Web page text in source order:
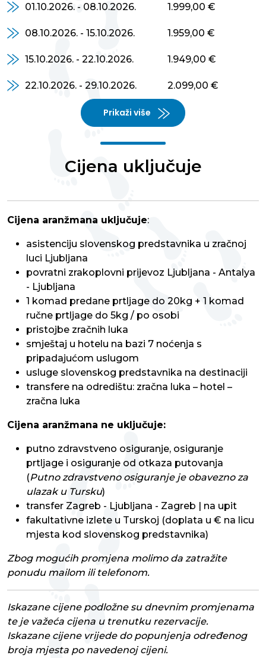
01.10.2026. - 08.10.2026. 1.999,00 €
08.10.2026. - 15.10.2026. 1.959,00 €
15.10.2026. - 22.10.2026. 1.949,00 €
22.10.2026. - 29.10.2026. 2.099,00 €
Prikaži više
Cijena uključuje
Cijena aranžmana uključuje:
asistenciju slovenskog predstavnika u zračnoj
luci Ljubljana
povratni zrakoplovni prijevoz Ljubljana - Antalya
- Ljubljana
1 komad predane prtljage do 20kg + 1 komad
ručne prtljage do 5kg / po osobi
pristojbe zračnih luka
smještaj u hotelu na bazi 7 noćenja s
pripadajućom uslugom
usluge slovenskog predstavnika na destinaciji
transfere na odredištu: zračna luka – hotel –
zračna luka
Cijena aranžmana ne uključuje:
putno zdravstveno osiguranje, osiguranje
prtljage i osiguranje od otkaza putovanja
(Putno zdravstveno osiguranje je obavezno za
ulazak u Tursku)
transfer Zagreb - Ljubljana - Zagreb | na upit
fakultativne izlete u Turskoj (doplata u € na licu
mjesta kod slovenskog predstavnika)
Zbog mogućih promjena molimo da zatražite
ponudu mailom ili telefonom.
Iskazane cijene podložne su dnevnim promjenama
te je važeća cijena u trenutku rezervacije.
Iskazane cijene vrijede do popunjenja određenog
broja mjesta po navedenoj cijeni.